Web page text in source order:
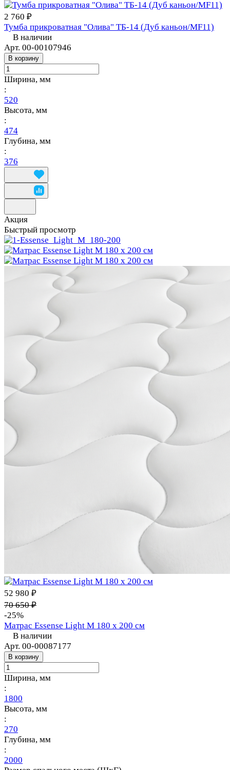
2 760 ₽
Тумба прикроватная "Олива" ТБ-14 (Дуб каньон/MF11)
В наличии
Арт. 00-00107946
В корзину
Ширина, мм
:
520
Высота, мм
:
474
Глубина, мм
:
376
Акция
Быстрый просмотр
52 980 ₽
70 650 ₽
-25%
Матрас Essense Light M 180 х 200 см
В наличии
Арт. 00-00087177
В корзину
Ширина, мм
:
1800
Высота, мм
:
270
Глубина, мм
:
2000